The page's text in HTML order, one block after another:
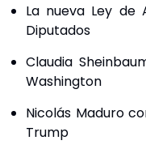
La nueva Ley de
Diputados
Claudia
Washington
Nicolás Maduro
Trump